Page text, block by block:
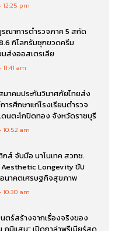
12:25 pm
รณาการตำรวจภาค 5 สกัด
กิโลกรัมซุกขวดครีม
ส่งออสเตรเลีย
11:41 am
าคมประกันวินาศภัยไทยส่ง
รศึกษาแก่โรงเรียนตำรวจ
ดนตะโกปิดทอง จังหวัดราชบุรี
10:52 am
กส์ จับมือ นาโนเทค สวทช.
Aesthetic Longevity ขับ
นาคตเศรษฐกิจสุขภาพ
10:30 am
ตร์สร้างจากเรื่องจริงของ